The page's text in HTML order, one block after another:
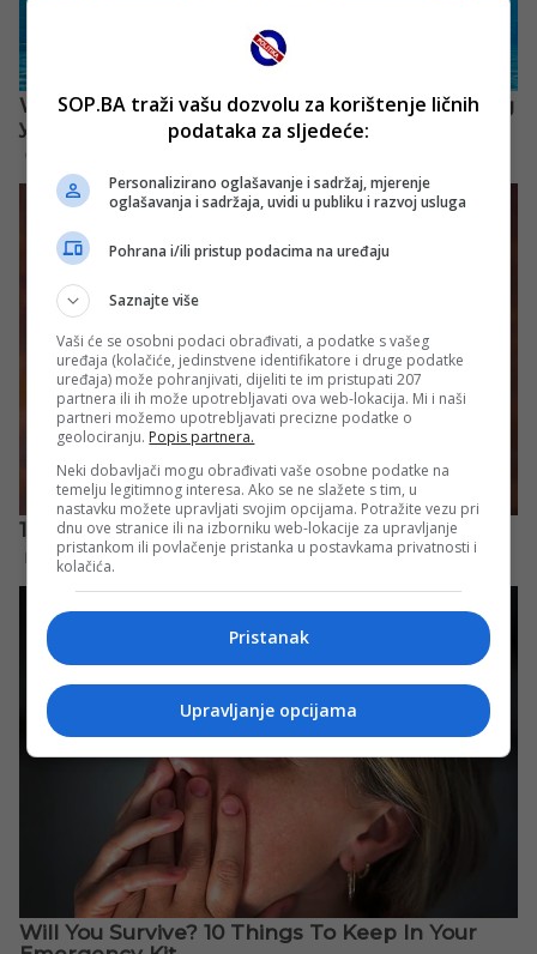
SOP.BA traži vašu dozvolu za korištenje ličnih
podataka za sljedeće:
Personalizirano oglašavanje i sadržaj, mjerenje
oglašavanja i sadržaja, uvidi u publiku i razvoj usluga
Pohrana i/ili pristup podacima na uređaju
Saznajte više
Vaši će se osobni podaci obrađivati, a podatke s vašeg
uređaja (kolačiće, jedinstvene identifikatore i druge podatke
uređaja) može pohranjivati, dijeliti te im pristupati 207
partnera ili ih može upotrebljavati ova web-lokacija. Mi i naši
partneri možemo upotrebljavati precizne podatke o
geolociranju. Popis partnera.
Neki dobavljači mogu obrađivati vaše osobne podatke na
temelju legitimnog interesa. Ako se ne slažete s tim, u
nastavku možete upravljati svojim opcijama. Potražite vezu pri
dnu ove stranice ili na izborniku web-lokacije za upravljanje
pristankom ili povlačenje pristanka u postavkama privatnosti i
kolačića.
Pristanak
Upravljanje opcijama